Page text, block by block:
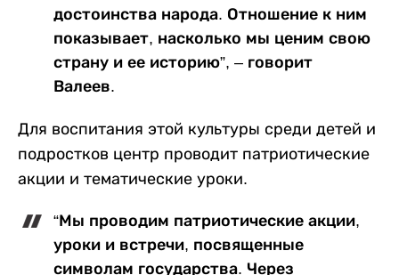
достоинства народа. Отношение к ним
показывает, насколько мы ценим свою
страну и ее историю”, – говорит
Валеев.
Для воспитания этой культуры среди детей и
подростков центр проводит патриотические
акции и тематические уроки.
“Мы проводим патриотические акции,
уроки и встречи, посвященные
символам государства. Через